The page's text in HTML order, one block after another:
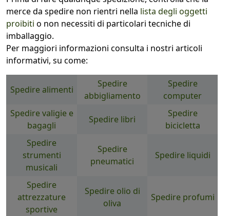
merce da spedire non rientri nella lista degli oggetti
proibiti o non necessiti di particolari tecniche di
imballaggio.
Per maggiori informazioni consulta i nostri articoli
informativi, su come:
Spedire alimenti
Spedire
abbigliamento
Spedire
computer
Spedire valigie e
bagagli
Spedire libri
Spedire
bicicletta
Spedire
strumenti
musicali
Spedire
pneumatici
Spedire liquidi
Spedire
attrezzature
sportive
Spedire olio di
oliva
Spedire profumi